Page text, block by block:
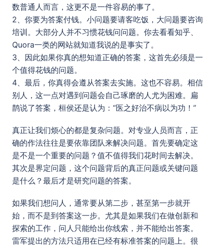
数普通人而言，这更不是一件容易的事了。
2、你要为答案付钱。小问题要请客吃饭，大问题要咨询
培训。大部分人并不习惯花钱问问题。你去看看知乎、
Quora一类的网站就知道我说的是事实了。
3、因此如果你真的想知道正确的答案，这首先必须是一
个值得花钱的问题。
4、最后，你真得会遵从答案去实施。这也不容易。相信
别人，这一点对遇到问题会自己琢磨的人尤为困难。扁
鹊说了答案，桓侯还是认为：“医之好治不病以为功！”
真正让我们烦心的都是复杂问题。对专业人员而言，正
确的作法往往是要依靠团队来解决问题。首先要确定这
是不是一个重要的问题？值不值得我们花时间去解决。
其次是界定问题，这个问题背后的真正问题或关键问题
是什么？最后才是研究问题的答案。
如果我们想问人，通常要从第二步，甚至第一步就开
始，而不是到答案这一步。尤其是如果我们在做创新和
探索的工作，问人只能给出你线索，并不能给出答案。
雷军提出的方法只适用在已经有标准答案的问题上。很